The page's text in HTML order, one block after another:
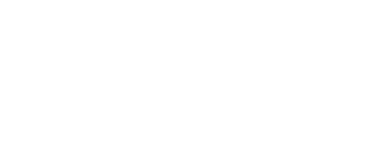
4GB
Galaxy A22, 64GB/4GB